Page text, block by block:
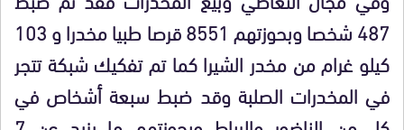
487 شخصا وبحوزتهم 8551 قرصا طبيا مخدرا و 103
كيلو غرام من مخدر الشيرا كما تم تفكيك شبكة تتجر
في المخدرات الصلبة وقد ضبط سبعة أشخاص في